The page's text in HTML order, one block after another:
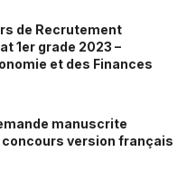
de Recrutement
1er grade 2023 –
et des Finances
manuscrite
concours version français